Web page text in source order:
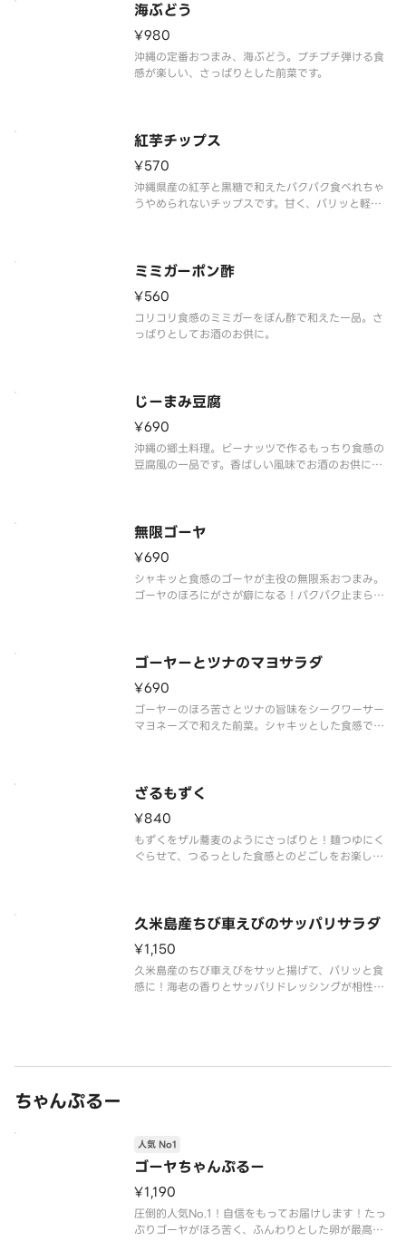
海ぶどう
¥980
沖縄の定番おつまみ、海ぶどう。プチプチ弾ける食
感が楽しい、さっぱりとした前菜です。
紅芋チップス
¥570
沖縄県産の紅芋と黒糖で和えたパクパク食べれちゃ
うやめられないチップスです。甘く、パリッと軽く
ミミガーポン酢
¥560
コリコリ食感のミミガーをぽん酢で和えた一品。さ
っぱりとしてお酒のお供に。
じーまみ豆腐
¥690
沖縄の郷土料理。ピーナッツで作るもっちり食感の
豆腐風の一品です。香ばしい風味でお酒のお供に
無限ゴーヤ
¥690
シャキッと食感のゴーヤが主役の無限系おつまみ。
ゴーヤのほろにがさが癖になる！パクパク止まらな
ゴーヤーとツナのマヨサラダ
¥690
ゴーヤーのほろ苦さとツナの旨味をシークワーサー
マヨネーズで和えた前菜。シャキッとした食感で、
ざるもずく
¥840
もずくをザル蕎麦のようにさっぱりと！麺つゆにく
ぐらせて、つるっとした食感とのどごしをお楽しみ
久米島産ちび車えびのサッパリサラダ
¥1,150
久米島産のちび車えびをサッと揚げて、パリッと食
感に！海老の香りとサッパリドレッシングが相性抜
ちゃんぷるー
ゴーヤちゃんぷるー
人気 No1
¥1,190
圧倒的人気No.1！自信をもってお届けします！たっ
ぷりゴーヤがほろ苦く、ふんわりとした卵が最高に